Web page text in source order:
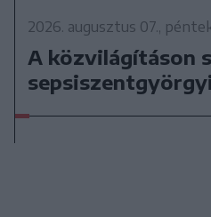
2026. augusztus 07.,
A közvilágításon